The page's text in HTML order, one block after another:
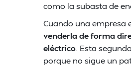
como la subasta de
Cuando una empresa
venderla de forma
eléctrico . Esta
porque no sigue un